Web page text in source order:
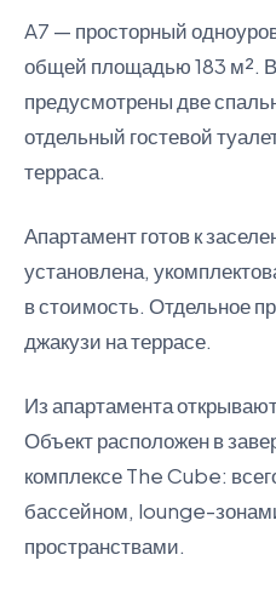
A7 — просторный
общей площадью 183 м².
предусмотрены две
отдельный гостевой
терраса.
Апартамент готов к
установлена,
в стоимость. Отдельное
джакузи на террасе.
Из апартамента
Объект расположен в
комплексе The Cube:
бассейном, lounge-
пространствами.